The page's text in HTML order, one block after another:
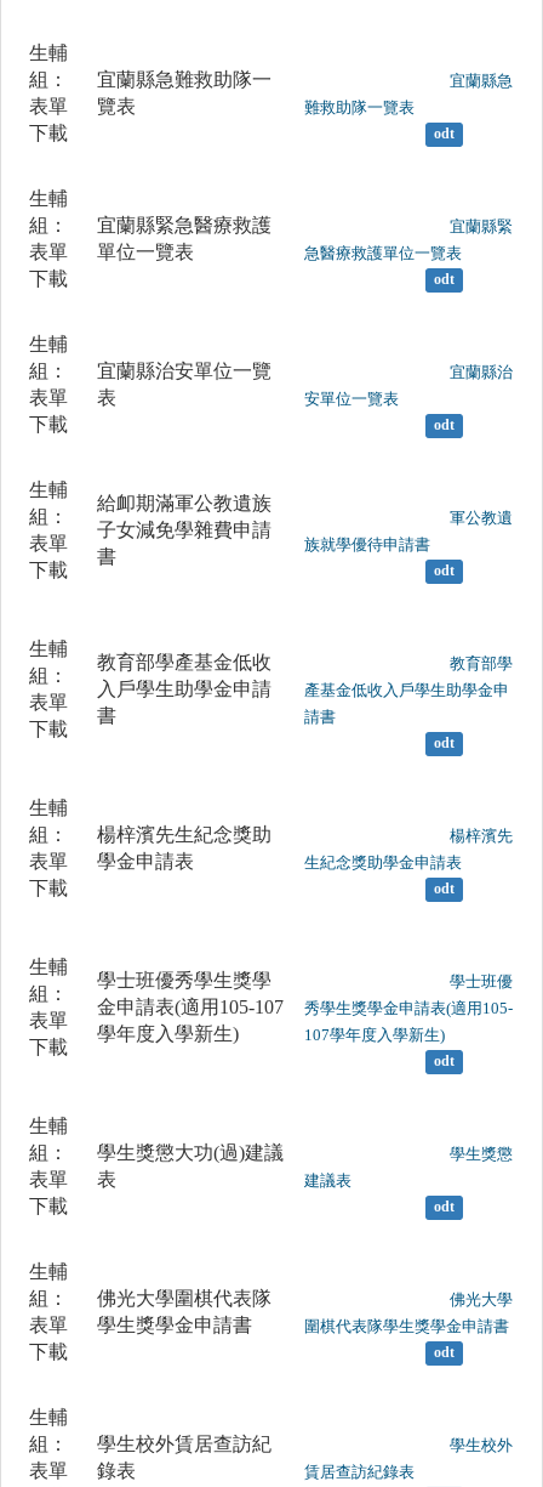
生輔
組：
表單
下載
宜蘭縣急難救助隊一
覽表
難救助隊一覽表
odt
生輔
組：
表單
下載
宜蘭縣緊急醫療救護
單位一覽表
急醫療救護單位一覽表
odt
生輔
組：
表單
下載
宜蘭縣治安單位一覽
表
安單位一覽表
odt
生輔
組：
表單
下載
給卹期滿軍公教遺族
子女減免學雜費申請
書
族就學優待申請書
odt
生輔
組：
表單
下載
教育部學產基金低收
入戶學生助學金申請
書
產基金低收入戶學生助學金申
請書
odt
生輔
組：
表單
下載
楊梓濱先生紀念獎助
學金申請表
生紀念獎助學金申請表
odt
生輔
組：
表單
下載
學士班優秀學生獎學
金申請表(適用105-107
學年度入學新生)
秀學生獎學金申請表(適用105-
107學年度入學新生)
odt
生輔
組：
表單
下載
學生獎懲大功(過)建議
表
建議表
odt
生輔
組：
表單
下載
佛光大學圍棋代表隊
學生獎學金申請書
圍棋代表隊學生獎學金申請書
odt
生輔
組：
表單
學生校外賃居查訪紀
錄表
賃居查訪紀錄表